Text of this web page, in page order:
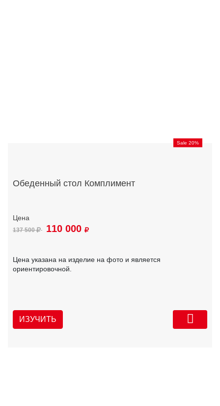
Sale 20%
Обеденный стол Комплимент
137 500 110 000
Цена указана на изделие на фото и является
ориентировочной.
ИЗУЧИТЬ